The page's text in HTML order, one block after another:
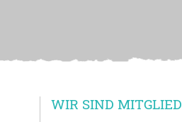
WIR SIND MITGLIED